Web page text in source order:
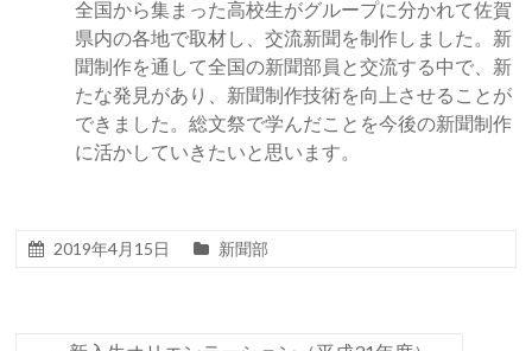
全国から集まった高校生がグループに分かれて佐賀
県内の各地で取材し、交流新聞を制作しました。新
聞制作を通して全国の新聞部員と交流する中で、新
たな発見があり、新聞制作技術を向上させることが
できました。総文祭で学んだことを今後の新聞制作
に活かしていきたいと思います。
2019年4月15日 新聞部